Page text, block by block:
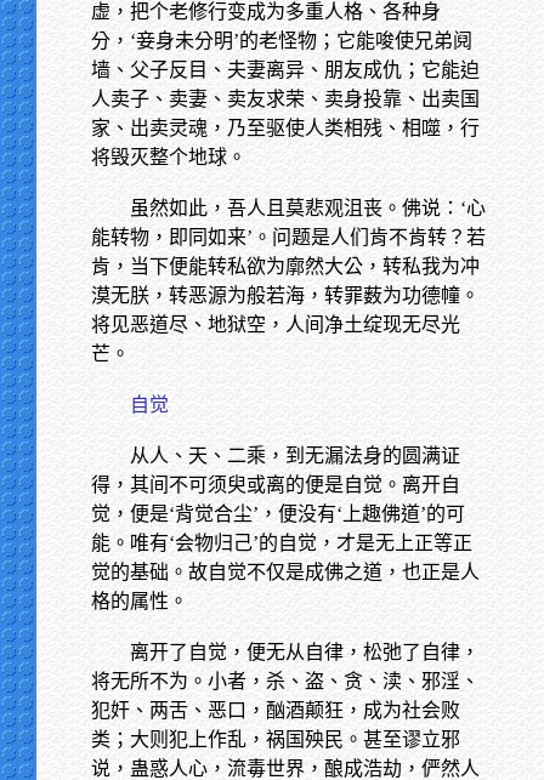
虚，把个老修行变成为多重人格、各种身
分，‘妾身未分明’的老怪物；它能唆使兄弟阋
墙、父子反目、夫妻离异、朋友成仇；它能迫
人卖子、卖妻、卖友求荣、卖身投靠、出卖国
家、出卖灵魂，乃至驱使人类相残、相噬，行
将毁灭整个地球。
虽然如此，吾人且莫悲观沮丧。佛说：‘心
能转物，即同如来’。问题是人们肯不肯转？若
肯，当下便能转私欲为廓然大公，转私我为冲
漠无朕，转恶源为般若海，转罪薮为功德幢。
将见恶道尽、地狱空，人间净土绽现无尽光
芒。
自觉
从人、天、二乘，到无漏法身的圆满证
得，其间不可须臾或离的便是自觉。离开自
觉，便是‘背觉合尘’，便没有‘上趣佛道’的可
能。唯有‘会物归己’的自觉，才是无上正等正
觉的基础。故自觉不仅是成佛之道，也正是人
格的属性。
离开了自觉，便无从自律，松弛了自律，
将无所不为。小者，杀、盗、贪、渎、邪淫、
犯奸、两舌、恶口，酗酒颠狂，成为社会败
类；大则犯上作乱，祸国殃民。甚至谬立邪
说，蛊惑人心，流毒世界，酿成浩劫，俨然人